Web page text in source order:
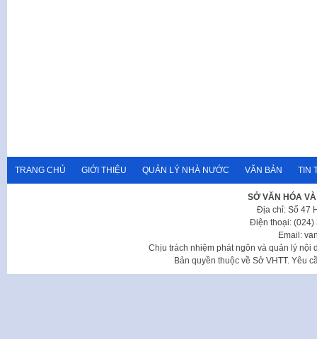
TRANG CHỦ GIỚI THIỆU QUẢN LÝ NHÀ NƯỚC VĂN BẢN TIN
SỞ VĂN HÓA
Địa chỉ: Số 47
Điện thoại: (024)
Email:
Chịu trách nhiệm phát ngôn và quản lý nội
Bản quyền thuộc về Sở VHTT. Yêu